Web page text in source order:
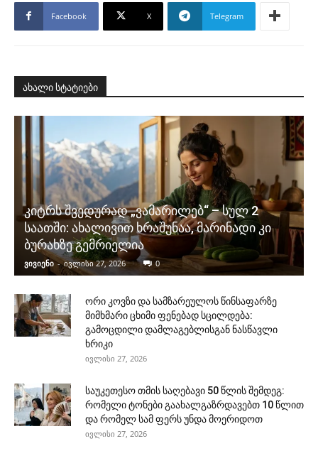
Facebook X Telegram
ახალი სტატიები
კიტრს შვედურად „ვამარილებ“ – სულ 2
საათში: ახალივით ხრაშუნაა, მარინადი კი
ბურახზე გემრიელია
ვივიენი - ივლისი 27, 2026 0
ორი კოვზი და სამზარეულოს წინსაფარზე
მიმხმარი ცხიმი ფენებად სცილდება:
გამოცდილი დამლაგებლისგან ნასწავლი
ხრიკი
ივლისი 27, 2026
საუკეთესო თმის საღებავი 50 წლის შემდეგ:
რომელი ტონები გაახალგაზრდავებთ 10 წლით
და რომელ სამ ფერს უნდა მოერიდოთ
ივლისი 27, 2026